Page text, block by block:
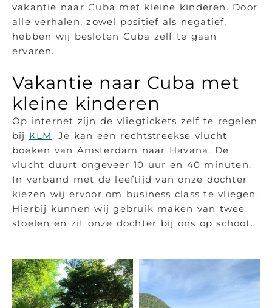
vakantie naar Cuba met kleine kinderen. Door
alle verhalen, zowel positief als negatief,
hebben wij besloten Cuba zelf te gaan
ervaren.
Vakantie naar Cuba met
kleine kinderen
Op internet zijn de vliegtickets zelf te regelen
bij KLM . Je kan een rechtstreekse vlucht
boeken van Amsterdam naar Havana. De
vlucht duurt ongeveer 10 uur en 40 minuten.
In verband met de leeftijd van onze dochter
kiezen wij ervoor om business class te vliegen.
Hierbij kunnen wij gebruik maken van twee
stoelen en zit onze dochter bij ons op schoot.